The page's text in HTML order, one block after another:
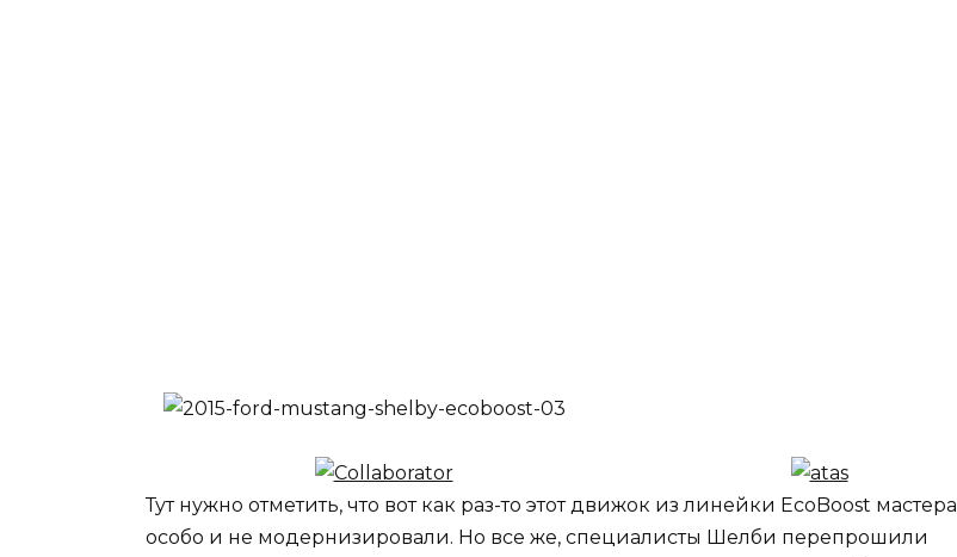
Тут нужно отметить, что вот как раз-то этот движок из линейки EcoBoost мастера
особо и не модернизировали. Но все же, специалисты Шелби перепрошили